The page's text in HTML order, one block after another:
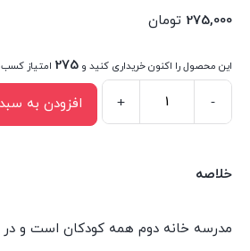
275,000 تومان
این محصول را اکنون خریداری کنید و 275 امتیاز
یک
-
+ افزودن به
خلاصه
مدرسه خانه دوم همه کودکان است و